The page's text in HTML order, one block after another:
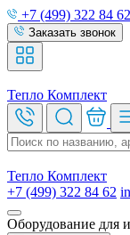
+7 (499) 322 84 62
Заказать звонок
Тепло Комплект
Тепло Комплект
+7 (499) 322 84 62
Оборудование для